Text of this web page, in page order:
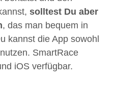
solltest Du aber
, das man bequem in
kannst die App sowohl
SmartRace
iOS verfügbar.